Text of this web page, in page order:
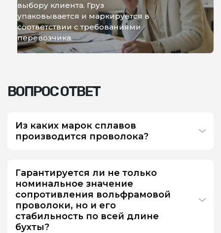
выбору клиента. Груз
упаковывается и маркируется в
соответствии с требованиями
перевозчика.
ВОПРОС ОТВЕТ
Из каких марок сплавов
производится проволока?
Гарантируется ли не только
номинальное значение
сопротивления вольфрамовой
проволоки, но и его
стабильность по всей длине
бухты?